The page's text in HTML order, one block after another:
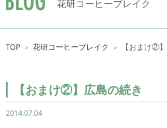
花研コーヒーブレイク
TOP ＞ 花研コーヒーブレイク ＞ 【おまけ②
【おまけ②】広島の続き
2014.07.04